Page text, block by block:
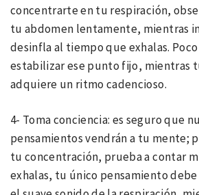
concentrarte en tu respiración,
tu abdomen lentamente, mientras
desinfla al tiempo que exhalas.
estabilizar ese punto fijo, mientras
adquiere un ritmo cadencioso.
4- Toma conciencia: es seguro que
pensamientos vendrán a tu mente;
tu concentración, prueba a contar
exhalas, tu único pensamiento